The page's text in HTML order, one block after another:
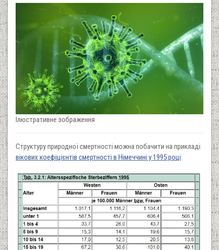
Ілюстративне зображення
Структуру природної смертності можна побачити на прикладі
вікових коефіцієнтів смертності в Німеччині у 1995 році: